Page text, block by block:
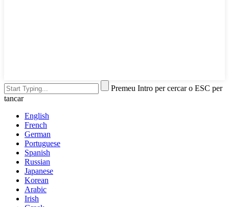
Premeu Intro per cercar o ESC per
tancar
English
French
German
Portuguese
Spanish
Russian
Japanese
Korean
Arabic
Irish